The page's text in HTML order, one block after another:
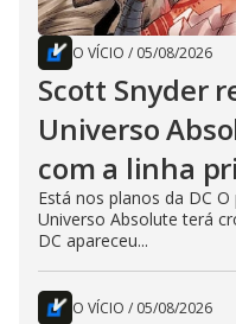
O VÍCIO / 05/08/2026
Scott Snyder
Universo
com a linha
Está nos planos da DC
Universo Absolute terá
DC apareceu...
O VÍCIO / 05/08/2026